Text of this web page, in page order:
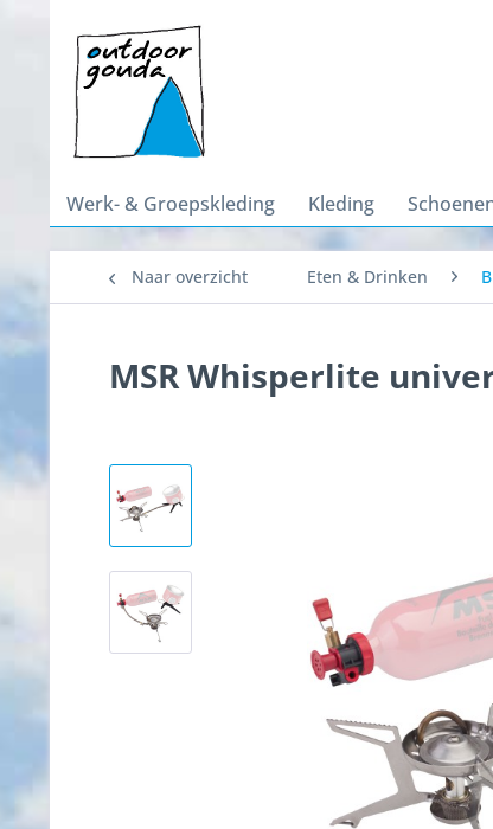
Werk- & Groepskleding Kleding
Naar overzicht Eten & Drinken
MSR Whisperlite